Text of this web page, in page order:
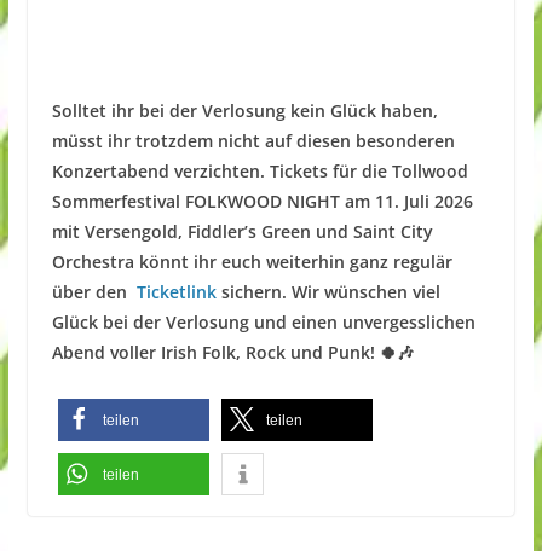
Solltet ihr bei der Verlosung kein Glück haben,
müsst ihr trotzdem nicht auf diesen besonderen
Konzertabend verzichten. Tickets für die Tollwood
Sommerfestival FOLKWOOD NIGHT am 11. Juli 2026
mit Versengold, Fiddler’s Green und Saint City
Orchestra könnt ihr euch weiterhin ganz regulär
über den Ticketlinksichern. Wir wünschen viel
Glück bei der Verlosung und einen unvergesslichen
Abend voller Irish Folk, Rock und Punk! 🍀🎶
teilen teilen
teilen